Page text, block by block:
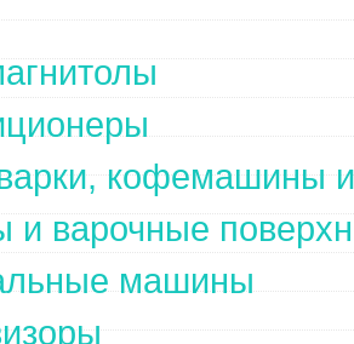
кофемашины
и варочные
машины